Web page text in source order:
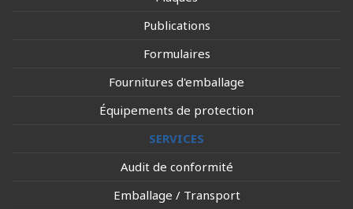
Publications
Formulaires
Fournitures d'emballage
Équipements de protection
SERVICES
Audit de conformité
Emballage / Transport